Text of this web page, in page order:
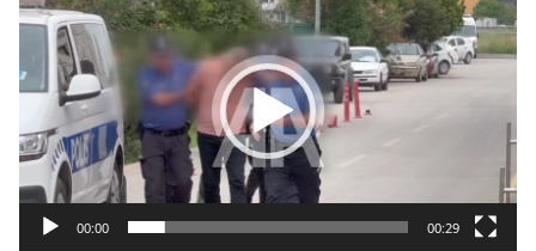
oynatıcı
00:00 00:29